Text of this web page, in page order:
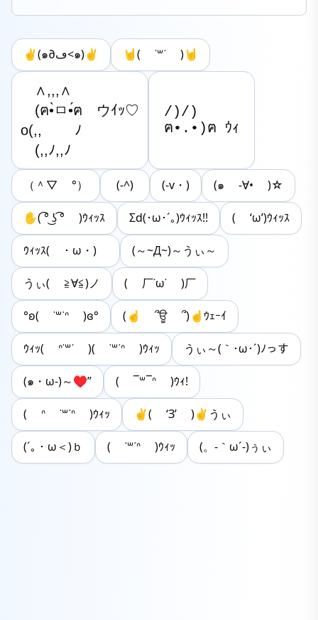
✌︎(๑∂ڡ<๑)✌︎ 🤘( ˙꒳​˙ )🤘
∧,,,∧
(ฅ•̀ㅁ•́ฅ　ウｲｯ♡
o(,,　 　ﾉ
(,,ﾉ,,ﾉ
/)/)
ฅ•.•)ฅ ｳｨ
（＾▽ °） (-^) (-v・) (๑ -∀• )☆
✋( ͡° ͜ʖ ͡° )ｳｨｯｽ Σd(･ω･´｡)ｳｨｯｽ!! ( ‘ω’)ｳｨｯｽ
ｳｨｯｽ( ・ω・)ゞ (～~Д~)～うぃ～
うぃ( ≧∀≦)ノ ( 厂˙ω˙ )厂
°ʚ‪( ˙꒳​˙ᐢ )ɞ° (☝ ՞ਊ ՞)☝ｳｪｰｲ
ｳｨｯ‪( ᐢ˙꒳​˙ )‪( ˙꒳​˙ᐢ )ｳｨｯ‬ うぃ～(｀･ω･´)ﾉっす
(๑・ω-)～♥” ( ¯꒳¯ᐢ )ｳｨ!
( ᐢ ˙꒳​˙ᐢ )ｳｨｯ ✌︎( ‘З’ )✌︎うぃ
(´｡・ω＜)ｂ ( ˙꒳​˙ᐢ )ｳｨｯ (。-｀ω´-)ぅぃ